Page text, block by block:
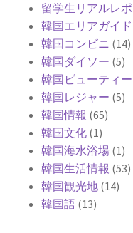
留学生リアルレポ
韓国エリアガイド
韓国コンビニ (14)
韓国ダイソー (5)
韓国ビューティー
韓国レジャー (5)
韓国情報 (65)
韓国文化 (1)
韓国海水浴場 (1)
韓国生活情報 (53)
韓国観光地 (14)
韓国語 (13)